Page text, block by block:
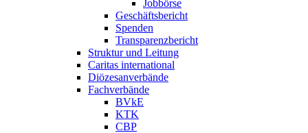
Jobbörse
Geschäftsbericht
Spenden
Transparenzbericht
Struktur und Leitung
Caritas international
Diözesanverbände
Fachverbände
BVkE
KTK
CBP